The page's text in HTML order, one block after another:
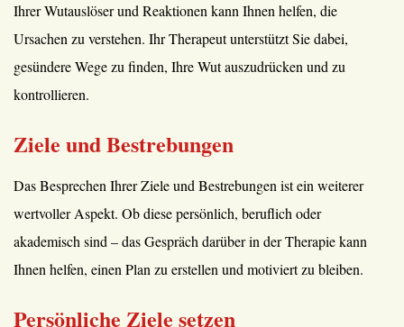
Ihrer Wutauslöser und Reaktionen kann Ihnen helfen, die
Ursachen zu verstehen. Ihr Therapeut unterstützt Sie dabei,
gesündere Wege zu finden, Ihre Wut auszudrücken und zu
kontrollieren.
Ziele und Bestrebungen
Das Besprechen Ihrer Ziele und Bestrebungen ist ein weiterer
wertvoller Aspekt. Ob diese persönlich, beruflich oder
akademisch sind – das Gespräch darüber in der Therapie kann
Ihnen helfen, einen Plan zu erstellen und motiviert zu bleiben.
Persönliche Ziele setzen